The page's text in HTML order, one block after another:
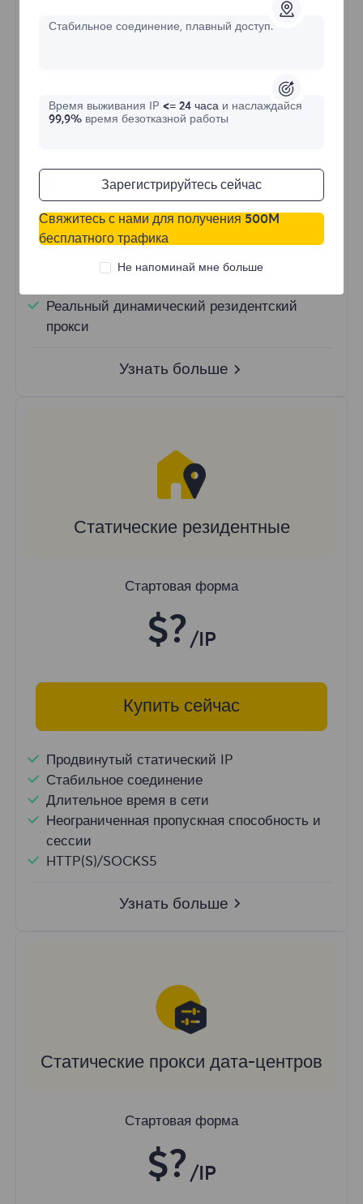
$? /День
Купить сейчас
Неограниченное использование трафика
Неограниченное использование IP
Более 50 регионов по всему миру
Реальный динамический резидентский
прокси
Узнать больше
Статические резидентные
Стартовая форма
$? /IP
Купить сейчас
Продвинутый статический IP
Стабильное соединение
Длительное время в сети
Неограниченная пропускная способность и
сессии
HTTP(S)/SOCKS5
Узнать больше
Статические прокси дата-центров
Стартовая форма
$? /IP
Стабильное соединение, плавный доступ.
Время выживания IP <= 24 часа и наслаждайся
99,9%время безотказной работы
Зарегистрируйтесь сейчас
Свяжитесь с нами для получения 500M
бесплатного трафика
Не напоминай мне больше